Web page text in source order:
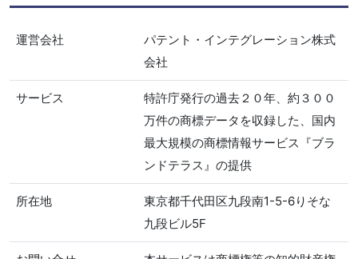
運営会社
パテント・インテグレーション株式
会社
サービス
特許庁発行の過去２０年、約３００
万件の商標データを収録した、国内
最大規模の商標情報サービス『ブラ
ンドテラス』の提供
所在地
東京都千代田区九段南1-5-6りそな
九段ビル5F